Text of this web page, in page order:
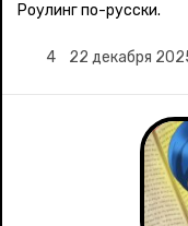
Соцсети
Роулинг по-русски.
4 22 декабря